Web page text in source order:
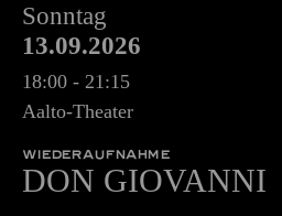
Sonntag
13.09.2026
18:00 - 21:15
Aalto-Theater
WIEDERAUFNAHME
DON GIO­VANNI